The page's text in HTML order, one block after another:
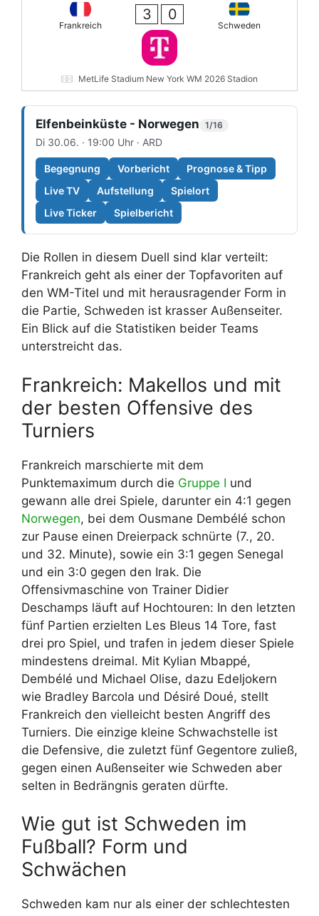
Frankreich
3 0
Schweden
MetLife Stadium New York WM 2026 Stadion
Elfenbeinküste - Norwegen 1/16
Di 30.06. · 19:00 Uhr · ARD
Begegnung Vorbericht
Prognose & Tipp
Live TV
Aufstellung
Spielort
Live Ticker
Spielbericht
Die Rollen in diesem Duell sind klar verteilt:
Frankreich geht als einer der Topfavoriten auf
den WM-Titel und mit herausragender Form in
die Partie, Schweden ist krasser Außenseiter.
Ein Blick auf die Statistiken beider Teams
unterstreicht das.
Frankreich: Makellos und mit
der besten Offensive des
Turniers
Frankreich marschierte mit dem
Punktemaximum durch die Gruppe I und
gewann alle drei Spiele, darunter ein 4:1 gegen
Norwegen, bei dem Ousmane Dembélé schon
zur Pause einen Dreierpack schnürte (7., 20.
und 32. Minute), sowie ein 3:1 gegen Senegal
und ein 3:0 gegen den Irak. Die
Offensivmaschine von Trainer Didier
Deschamps läuft auf Hochtouren: In den letzten
fünf Partien erzielten Les Bleus 14 Tore, fast
drei pro Spiel, und trafen in jedem dieser Spiele
mindestens dreimal. Mit Kylian Mbappé,
Dembélé und Michael Olise, dazu Edeljokern
wie Bradley Barcola und Désiré Doué, stellt
Frankreich den vielleicht besten Angriff des
Turniers. Die einzige kleine Schwachstelle ist
die Defensive, die zuletzt fünf Gegentore zuließ,
gegen einen Außenseiter wie Schweden aber
selten in Bedrängnis geraten dürfte.
Wie gut ist Schweden im
Fußball? Form und
Schwächen
Schweden kam nur als einer der schlechtesten